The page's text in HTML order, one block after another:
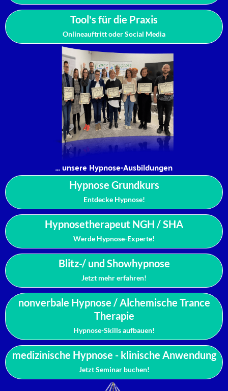
Tool's für die Praxis
Onlineauftritt oder Social Media
... unsere Hypnose-Ausbildungen
Hypnose Grundkurs
Entdecke Hypnose!
Hypnosetherapeut NGH / SHA
Werde Hypnose-Experte!
Blitz-/ und Showhypnose
Jetzt mehr erfahren!
nonverbale Hypnose / Alchemische Trance
Therapie
Hypnose-Skills aufbauen!
medizinische Hypnose - klinische Anwendung
Jetzt Seminar buchen!